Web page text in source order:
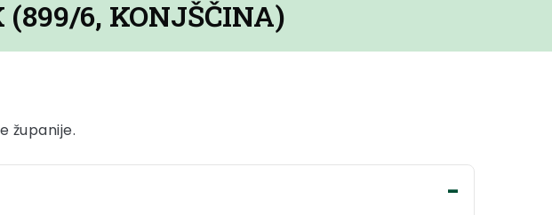
6, KONJŠČINA)
županije.